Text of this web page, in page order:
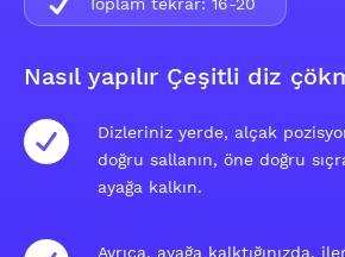
Nasıl yapılır Çeşitli diz
Dizleriniz yerde, alçak
doğru sallanın, öne doğru
ayağa kalkın.
Ayrıca, ayağa kalktığınızda,